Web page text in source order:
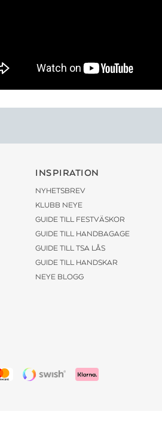
INSPIRATION
NYHETSBREV
KLUBB NEYE
GUIDE TILL FESTVÄSKOR
GUIDE TILL HANDBAGAGE
GUIDE TILL TSA LÅS
GUIDE TILL HANDSKAR
NEYE BLOGG